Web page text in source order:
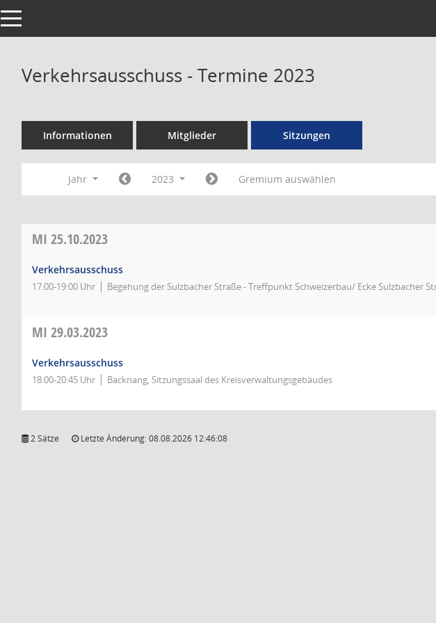
Toggle navigation
Verkehrsausschuss - Termine 2023
Informationen Mitglieder Sitzungen
Jahr 2023 Gremium auswählen
MI 25.10.2023
Verkehrsausschuss
17:00-19:00 Uhr Begehung der Sulzbacher Straße - Treffpunkt Schweizerbau/ Ecke Sulzbacher
MI 29.03.2023
Verkehrsausschuss
18:00-20:45 Uhr Backnang, Sitzungssaal des Kreisverwaltungsgebäudes
2 Sätze Letzte Änderung: 08.08.2026 12:46:08